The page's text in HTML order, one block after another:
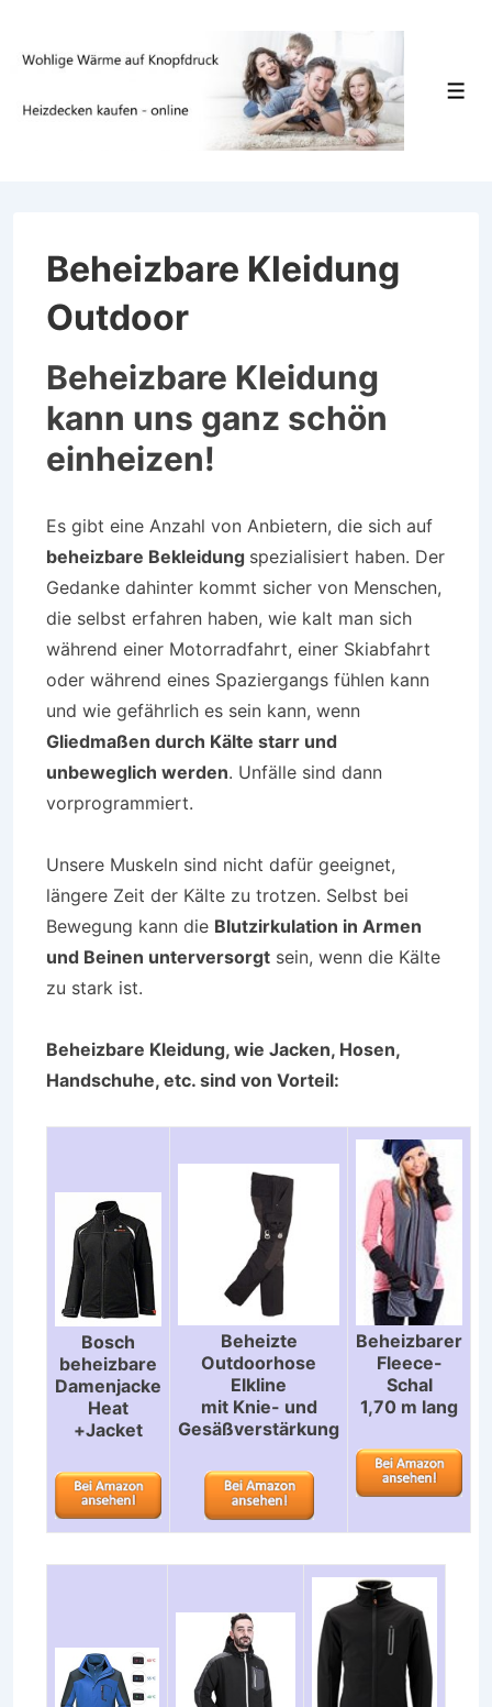
Beheizbare Kleidung
Outdoor
Beheizbare Kleidung
kann uns ganz schön
einheizen!
Es gibt eine Anzahl von Anbietern, die sich auf
beheizbare Bekleidung spezialisiert haben. Der
Gedanke dahinter kommt sicher von Menschen,
die selbst erfahren haben, wie kalt man sich
während einer Motorradfahrt, einer Skiabfahrt
oder während eines Spaziergangs fühlen kann
und wie gefährlich es sein kann, wenn
Gliedmaßen durch Kälte starr und
unbeweglich werden. Unfälle sind dann
vorprogrammiert.
Unsere Muskeln sind nicht dafür geeignet,
längere Zeit der Kälte zu trotzen. Selbst bei
Bewegung kann die Blutzirkulation in Armen
und Beinen unterversorgt sein, wenn die Kälte
zu stark ist.
Beheizbare Kleidung, wie Jacken, Hosen,
Handschuhe, etc. sind von Vorteil:
Bosch
beheizbare
Damenjacke
Heat
+Jacket
Beheizte
Outdoorhose
Elkline
mit Knie- und
Gesäßverstärkung
Beheizbarer
Fleece-
Schal
1,70 m lang